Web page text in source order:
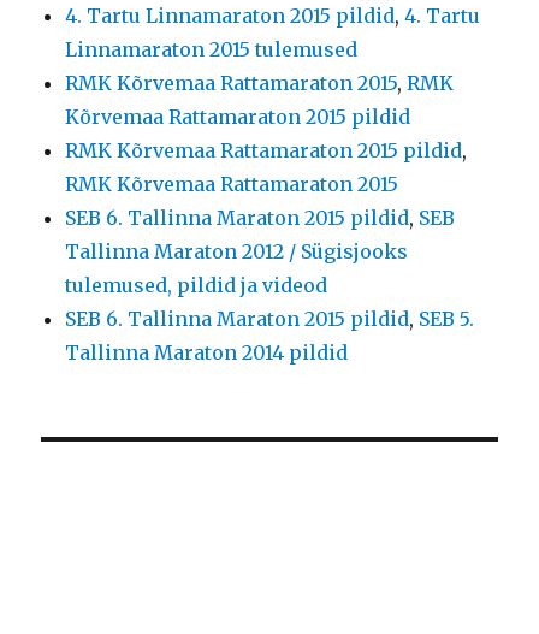
4. Tartu Linnamaraton 2015 pildid,4. Tartu
Linnamaraton 2015 tulemused
RMK Kõrvemaa Rattamaraton 2015,RMK
Kõrvemaa Rattamaraton 2015 pildid
RMK Kõrvemaa Rattamaraton 2015 pildid,
RMK Kõrvemaa Rattamaraton 2015
SEB 6. Tallinna Maraton 2015 pildid, SEB
Tallinna Maraton 2012 / Sügisjooks
tulemused, pildid ja videod
SEB 6. Tallinna Maraton 2015 pildid, SEB 5.
Tallinna Maraton 2014 pildid